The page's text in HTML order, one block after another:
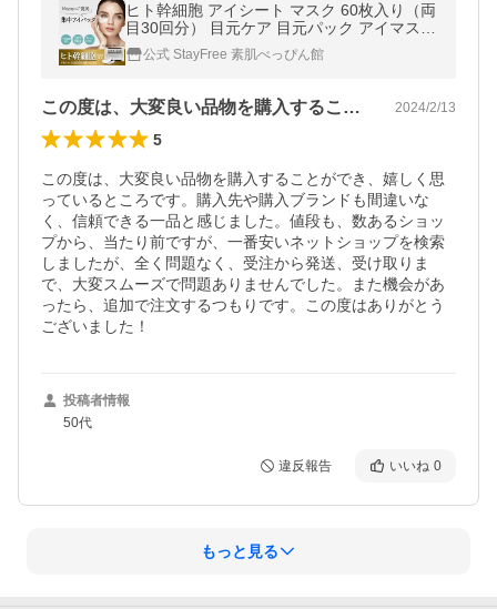
ヒト幹細胞 アイシート マスク 60枚入り（両
目30回分） 目元ケア 目元パック アイマスク
60枚入り コスメ 化粧品 マスク 日本製 爆
買公式 StayFree 素肌べっぴん館
この度は、大変良い品物を購入することが… 2024/2/13
5
この度は、大変良い品物を購入することができ、嬉しく思
っているところです。購入先や購入ブランドも間違いな
く、信頼できる一品と感じました。値段も、数あるショッ
プから、当たり前ですが、一番安いネットショップを検索
しましたが、全く問題なく、受注から発送、受け取りま
で、大変スムーズで問題ありませんでした。また機会があ
ったら、追加で注文するつもりです。この度はありがとう
ございました！
投稿者情報
50代
違反報告 いいね 0
もっと見る